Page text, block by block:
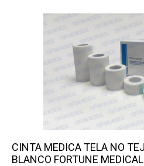
CINTA MEDICA TELA NO
BLANCO FORTUNE MEDICAL